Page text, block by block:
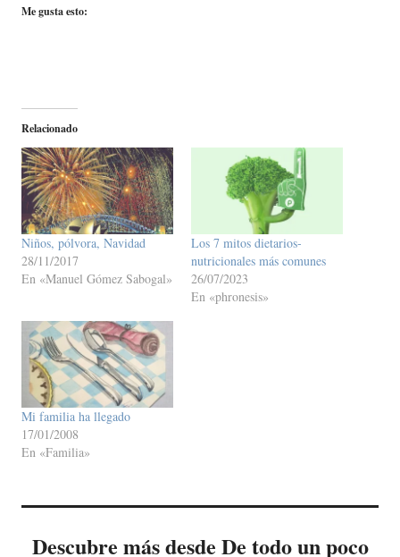
Me gusta esto:
Relacionado
Niños, pólvora, Navidad
28/11/2017
En «Manuel Gómez Sabogal»
Los 7 mitos dietarios-
nutricionales más comunes
26/07/2023
En «phronesis»
Mi familia ha llegado
17/01/2008
En «Familia»
Descubre más desde De todo un poco